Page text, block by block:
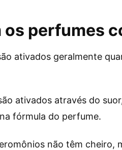
perfumes
ativados geralmente
ativados através do
fórmula do perfume.
não têm cheiro,